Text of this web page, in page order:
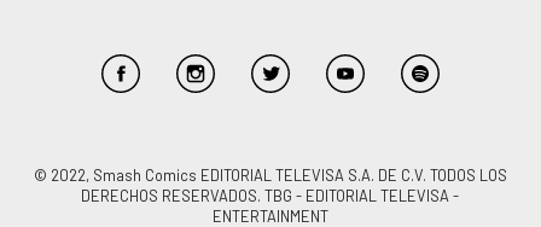
© 2022, Smash Comics EDITORIAL TELEVISA S.A. DE C.V. TODOS LOS
DERECHOS RESERVADOS. TBG - EDITORIAL TELEVISA -
ENTERTAINMENT